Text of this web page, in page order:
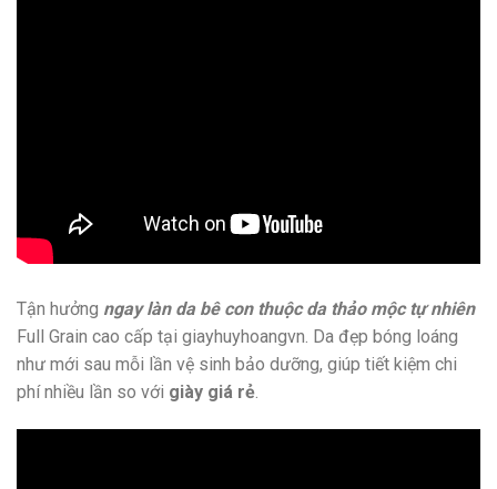
Tận hưởng ngay làn da bê con thuộc da thảo mộc tự nhiên
Full Grain cao cấp tại giayhuyhoangvn. Da đẹp bóng loáng
như mới sau mỗi lần vệ sinh bảo dưỡng, giúp tiết kiệm chi
phí nhiều lần so với giày giá rẻ.